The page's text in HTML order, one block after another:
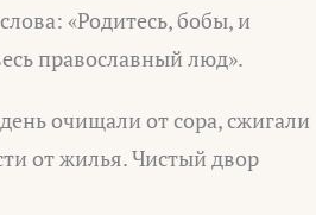
«Родитесь, бобы, и
православный люд».
очищали от сора, сжигали
от жилья. Чистый двор